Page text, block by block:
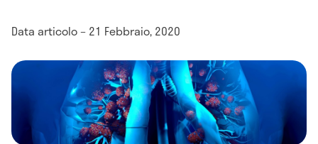
Data articolo – 21 Febbraio, 2020